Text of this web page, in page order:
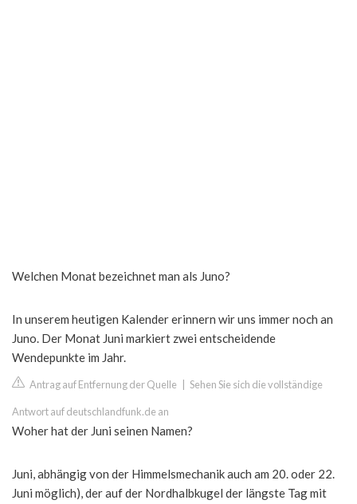
Welchen Monat bezeichnet man als Juno?
In unserem heutigen Kalender erinnern wir uns immer noch an
Juno. Der Monat Juni markiert zwei entscheidende
Wendepunkte im Jahr.
Antrag auf Entfernung der Quelle Sehen Sie sich die vollständige
Antwort auf deutschlandfunk.de an
Woher hat der Juni seinen Namen?
Juni, abhängig von der Himmelsmechanik auch am 20. oder 22.
Juni möglich), der auf der Nordhalbkugel der längste Tag mit